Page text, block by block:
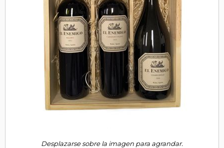
Desplazarse sobre la imagen para agrandar.